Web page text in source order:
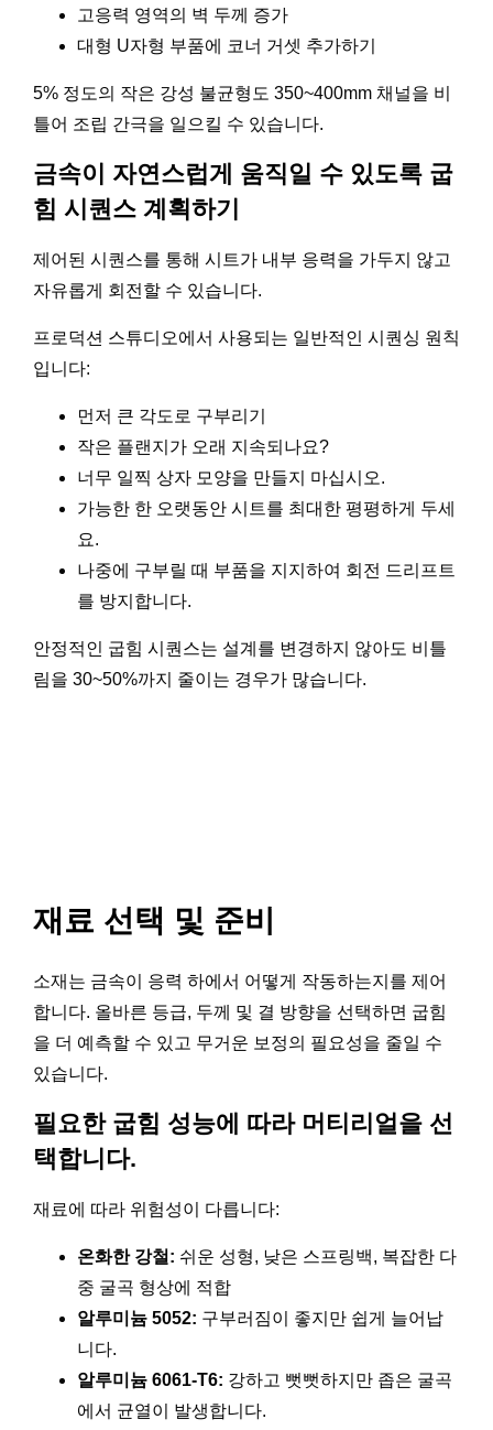
고응력 영역의 벽 두께 증가
대형 U자형 부품에 코너 거셋 추가하기
5% 정도의 작은 강성 불균형도 350~400mm 채널을 비
틀어 조립 간극을 일으킬 수 있습니다.
금속이 자연스럽게 움직일 수 있도록 굽
힘 시퀀스 계획하기
제어된 시퀀스를 통해 시트가 내부 응력을 가두지 않고
자유롭게 회전할 수 있습니다.
프로덕션 스튜디오에서 사용되는 일반적인 시퀀싱 원칙
입니다:
먼저 큰 각도로 구부리기
작은 플랜지가 오래 지속되나요?
너무 일찍 상자 모양을 만들지 마십시오.
가능한 한 오랫동안 시트를 최대한 평평하게 두세
요.
나중에 구부릴 때 부품을 지지하여 회전 드리프트
를 방지합니다.
안정적인 굽힘 시퀀스는 설계를 변경하지 않아도 비틀
림을 30~50%까지 줄이는 경우가 많습니다.
재료 선택 및 준비
소재는 금속이 응력 하에서 어떻게 작동하는지를 제어
합니다. 올바른 등급, 두께 및 결 방향을 선택하면 굽힘
을 더 예측할 수 있고 무거운 보정의 필요성을 줄일 수
있습니다.
필요한 굽힘 성능에 따라 머티리얼을 선
택합니다.
재료에 따라 위험성이 다릅니다:
온화한 강철: 쉬운 성형, 낮은 스프링백, 복잡한 다
중 굴곡 형상에 적합
알루미늄 5052: 구부러짐이 좋지만 쉽게 늘어납
니다.
알루미늄 6061-T6: 강하고 뻣뻣하지만 좁은 굴곡
에서 균열이 발생합니다.